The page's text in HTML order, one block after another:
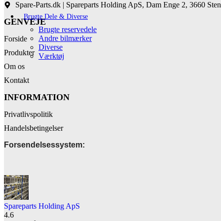
Brugte Dele & Diverse
Brugte reservedele
Andre bilmærker
Diverse
Værktøj
Spare-Parts.dk | Spareparts Holding ApS, Dam Enge 2, 3660
GENVEJE
Forside
Produkter
Om os
Kontakt
INFORMATION
Privatlivspolitik
Handelsbetingelser
Forsendelsessystem:
Spareparts Holding ApS
4.6